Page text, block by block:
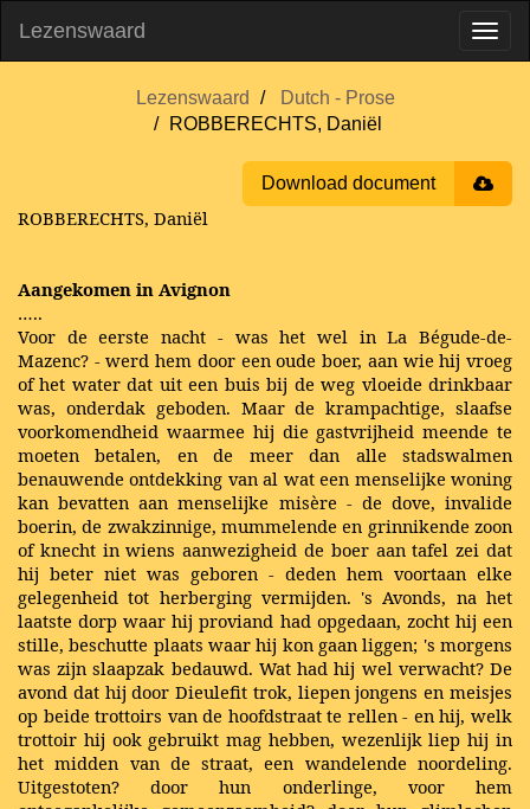
Lezenswaard
Lezenswaard
Dutch - Prose
ROBBERECHTS, Daniël
Download document
ROBBERECHTS, Daniël
Aangekomen in Avignon
…..
Voor de eerste nacht - was het wel in La Bégude-de-
Mazenc? - werd hem door een oude boer, aan wie hij vroeg
of het water dat uit een buis bij de weg vloeide drinkbaar
was, onderdak geboden. Maar de krampachtige, slaafse
voorkomendheid waarmee hij die gastvrijheid meende te
moeten betalen, en de meer dan alle stadswalmen
benauwende ontdekking van al wat een menselijke woning
kan bevatten aan menselijke misère - de dove, invalide
boerin, de zwakzinnige, mummelende en grinnikende zoon
of knecht in wiens aanwezigheid de boer aan tafel zei dat
hij beter niet was geboren - deden hem voortaan elke
gelegenheid tot herberging vermijden. 's Avonds, na het
laatste dorp waar hij proviand had opgedaan, zocht hij een
stille, beschutte plaats waar hij kon gaan liggen; 's morgens
was zijn slaapzak bedauwd. Wat had hij wel verwacht? De
avond dat hij door Dieulefit trok, liepen jongens en meisjes
op beide trottoirs van de hoofdstraat te rellen - en hij, welk
trottoir hij ook gebruikt mag hebben, wezenlijk liep hij in
het midden van de straat, een wandelende noordeling.
Uitgestoten? door hun onderlinge, voor hem